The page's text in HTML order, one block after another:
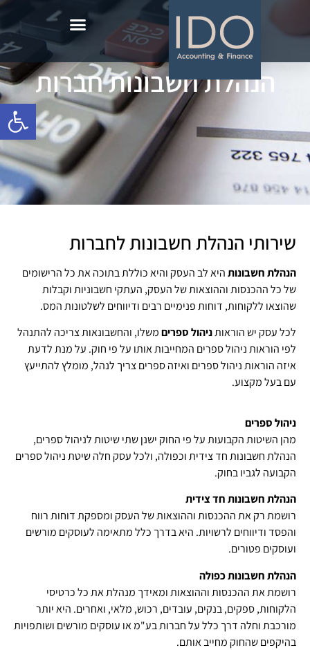
פתח
הנהלת חשבונות חברות
שירותי הנהלת חשבונות לחברות
הנהלת חשבונותהיא לב העסק והיא כוללת בתוכה את כל הרישומים
של כל ההכנסות וההוצאות של העסק, העתקי חשבוניות וקבלות
שהוצאו ללקוחות, דוחות פנימיים רבים ודיווחים לשלטונות המס.
לכל עסק יש הוראותניהול ספריםמשלו, והחשבונאות צריכה להתנהל
לפי הוראות ניהול ספרים המחייבות אותו על פי חוק. על מנת לדעת
איזה הוראות ניהול ספרים ואיזה ספרים צריך לנהל, מומלץ להתייעץ
עם בעל מקצוע.
ניהול ספרים
מהן השיטות הקבועות על פי החוק ישנן שתי שיטות לניהול ספרים,
הנהלת חשבונות חד צידית וכפולה, ולכל עסק חלה שיטת ניהול ספרים
הקבועה לגביו בחוק.
הנהלת חשבונות חד צידית
רושמת רק את ההכנסות וההוצאות של העסק ומספקת דוחות רווח
והפסד ודיווחים לרשויות. היא בדרך כלל מתאימה לעוסקים מורשים
ועוסקים פטורים.
הנהלת חשבונות כפולה
רושמת את ההכנסות וההוצאות ומאידך מנהלת את כל כרטיסי
הלקוחות, ספקים, בנקים, עובדים, רכוש, מלאי, ואחרים. היא יותר
מורכבת וחלה דרך כלל על חברות בע"מ או עוסקים מורשים ושותפויות
בהיקפים שהחוק מחייב אותם.